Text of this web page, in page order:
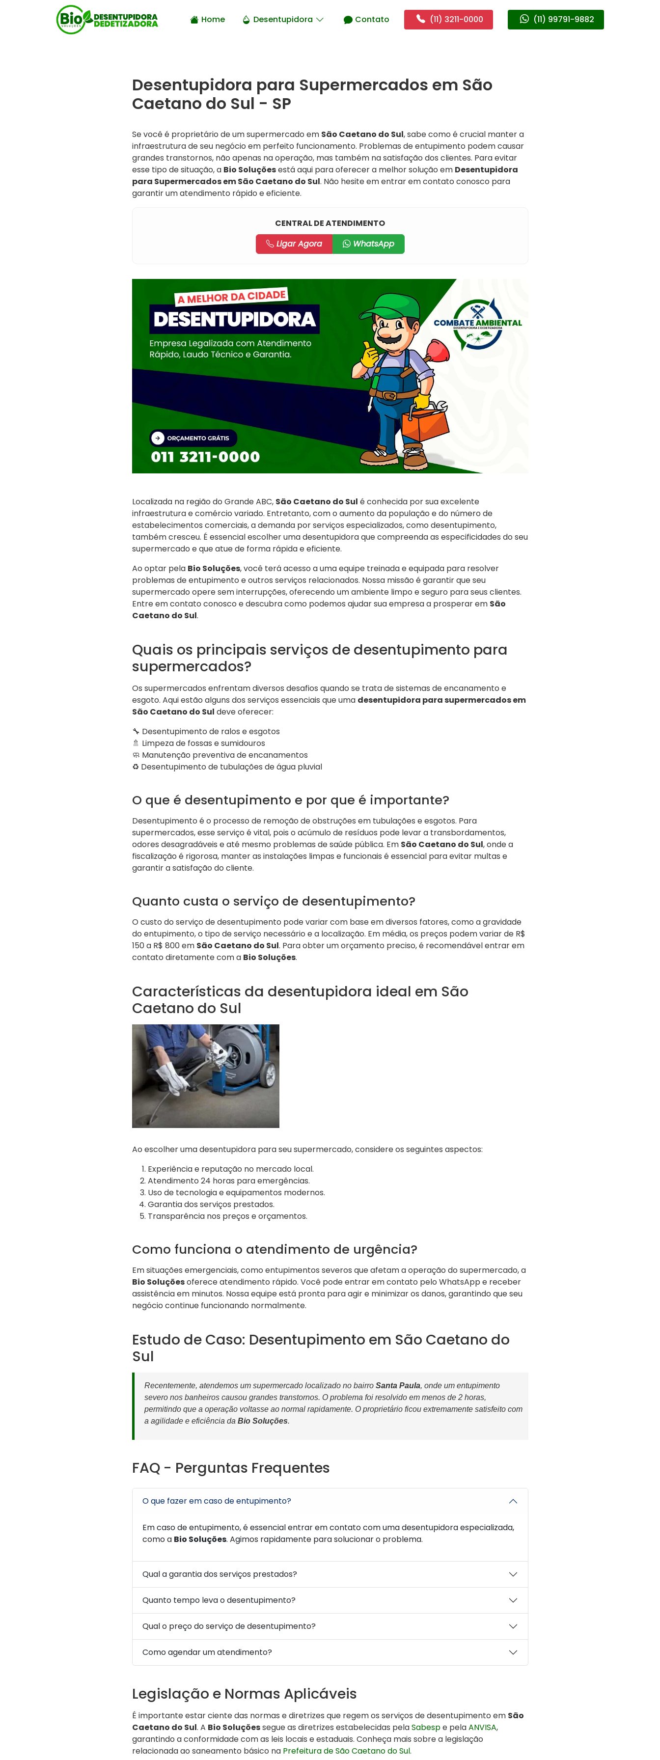
Home Desentupidora Contato (11) 3211-0000 (11) 99791-9882
Desentupidora para Supermercados em São
Caetano do Sul - SP
Se você é proprietário de um supermercado em São Caetano do Sul, sabe como é crucial manter a
infraestrutura de seu negócio em perfeito funcionamento. Problemas de entupimento podem causar
grandes transtornos, não apenas na operação, mas também na satisfação dos clientes. Para evitar
esse tipo de situação, a Bio Soluçõesestá aqui para oferecer a melhor solução em Desentupidora
para Supermercados em São Caetano do Sul. Não hesite em entrar em contato conosco para
garantir um atendimento rápido e eficiente.
CENTRAL DE ATENDIMENTO
Ligar Agora
WhatsApp
Localizada na região do Grande ABC, São Caetano do Sul é conhecida por sua excelente
infraestrutura e comércio variado. Entretanto, com o aumento da população e do número de
estabelecimentos comerciais, a demanda por serviços especializados, como desentupimento,
também cresceu. É essencial escolher uma desentupidora que compreenda as especificidades do seu
supermercado e que atue de forma rápida e eficiente.
Ao optar pela Bio Soluções, você terá acesso a uma equipe treinada e equipada para resolver
problemas de entupimento e outros serviços relacionados. Nossa missão é garantir que seu
supermercado opere sem interrupções, oferecendo um ambiente limpo e seguro para seus clientes.
Entre em contato conosco e descubra como podemos ajudar sua empresa a prosperar em São
Caetano do Sul.
Quais os principais serviços de desentupimento para
supermercados?
Os supermercados enfrentam diversos desafios quando se trata de sistemas de encanamento e
esgoto. Aqui estão alguns dos serviços essenciais que uma desentupidora para supermercados em
São Caetano do Sul deve oferecer:
🔧 Desentupimento de ralos e esgotos
🚿 Limpeza de fossas e sumidouros
🧼 Manutenção preventiva de encanamentos
♻️ Desentupimento de tubulações de água pluvial
O que é desentupimento e por que é importante?
Desentupimento é o processo de remoção de obstruções em tubulações e esgotos. Para
supermercados, esse serviço é vital, pois o acúmulo de resíduos pode levar a transbordamentos,
odores desagradáveis e até mesmo problemas de saúde pública. Em São Caetano do Sul, onde a
fiscalização é rigorosa, manter as instalações limpas e funcionais é essencial para evitar multas e
garantir a satisfação do cliente.
Quanto custa o serviço de desentupimento?
O custo do serviço de desentupimento pode variar com base em diversos fatores, como a gravidade
do entupimento, o tipo de serviço necessário e a localização. Em média, os preços podem variar de R$
150 a R$ 800 em São Caetano do Sul. Para obter um orçamento preciso, é recomendável entrar em
contato diretamente com a Bio Soluções.
Características da desentupidora ideal em São
Caetano do Sul
Ao escolher uma desentupidora para seu supermercado, considere os seguintes aspectos:
Experiência e reputação no mercado local.
Atendimento 24 horas para emergências.
Uso de tecnologia e equipamentos modernos.
Garantia dos serviços prestados.
Transparência nos preços e orçamentos.
Como funciona o atendimento de urgência?
Em situações emergenciais, como entupimentos severos que afetam a operação do supermercado, a
Bio Soluçõesoferece atendimento rápido. Você pode entrar em contato pelo WhatsApp e receber
assistência em minutos. Nossa equipe está pronta para agir e minimizar os danos, garantindo que seu
negócio continue funcionando normalmente.
Estudo de Caso: Desentupimento em São Caetano do
Sul
Recentemente, atendemos um supermercado localizado no bairro Santa Paula, onde um entupimento
severo nos banheiros causou grandes transtornos. O problema foi resolvido em menos de 2 horas,
permitindo que a operação voltasse ao normal rapidamente. O proprietário ficou extremamente satisfeito com
a agilidade e eficiência da Bio Soluções.
FAQ - Perguntas Frequentes
O que fazer em caso de entupimento?
Em caso de entupimento, é essencial entrar em contato com uma desentupidora especializada,
como a Bio Soluções. Agimos rapidamente para solucionar o problema.
Qual a garantia dos serviços prestados?
Quanto tempo leva o desentupimento?
Qual o preço do serviço de desentupimento?
Como agendar um atendimento?
Legislação e Normas Aplicáveis
É importante estar ciente das normas e diretrizes que regem os serviços de desentupimento em São
Caetano do Sul. A Bio Soluçõessegue as diretrizes estabelecidas pelaSabespe pelaANVISA,
garantindo a conformidade com as leis locais e estaduais. Conheça mais sobre a legislação
relacionada ao saneamento básico na Prefeitura de São Caetano do Sul.